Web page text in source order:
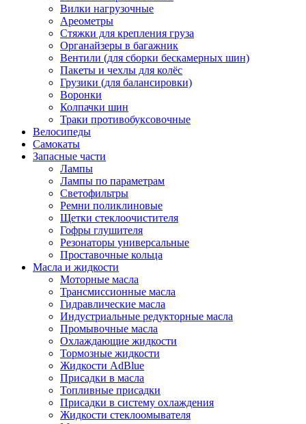
Вилки нагрузочные
Ареометры
Стяжки для крепления груза
Органайзеры в багажник
Вентили (для сборки бескамерных шин)
Пакеты и чехлы для колёс
Грузики (для балансировки)
Воронки
Колпачки шин
Траки противобуксовочные
Велосипеды
Самокаты
Запасные части
Лампы
Лампы по параметрам
Светофильтры
Ремни поликлиновые
Щетки стеклоочистителя
Гофры глушителя
Резонаторы универсальные
Проставочные кольца
Масла и жидкости
Моторные масла
Трансмиссионные масла
Гидравлические масла
Индустриальные редукторные масла
Промывочные масла
Охлаждающие жидкости
Тормозные жидкости
Жидкости AdBlue
Присадки в масла
Топливные присадки
Присадки в систему охлаждения
Жидкости стеклоомывателя